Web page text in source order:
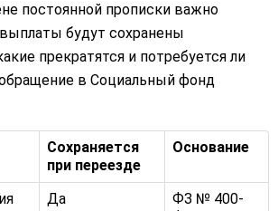
постоянной прописки важно
будут сохранены
прекратятся и потребуется ли
в Социальный фонд
Сохраняется
при переезде
Основание
Да
ФЗ № 400-